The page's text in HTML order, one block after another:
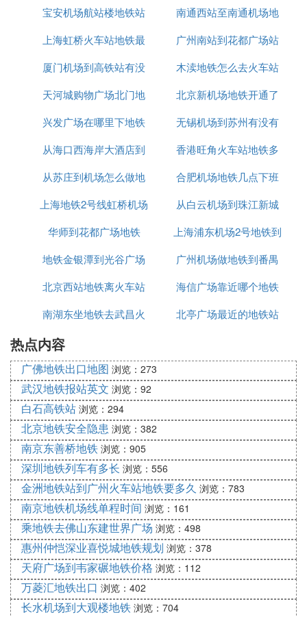
站楼)方向），
在人和站（B口出）下车，
步行310米，
在公安XX大厅站换乘花93路，
在振兴村站下车，
到达阳光广场。
⑥ 从广州南站到花都广场怎么坐公交车，
最快需要多久
公交线路来：地铁源2号线 → 地铁3号线北延段 → 地
2、乘坐地铁3号线北延段,经过3站, 到达高增站
3、乘坐地铁9号线,经过4站, 到达花都广场站
⑦ 从广州南站怎样搭车去花都区花都广场
在广州南站开始搭地铁。广州南站是2号线嘛，就一
直搭，不用转线。搭回到嘉禾望岗站转乘答3号线北
延段(2站)搭到人和站。从人和站的B出口出来左转有
公交车站台。搭701或者701A或者70这三路到钻石花
园站。下车后直走到一个交通路口。然后左转。走大
概几百米就到啦~~
⑧ 广州南站到花都怎么走
1、在广州南站地铁站坐2号线到广州火车站落步行到
广州市客运站转到花都的班车2、在广州南站地铁站
坐2号线到嘉禾望岗站转3号线到人和地铁站B出入口
步行到人和墟站转701、701A、花都1路车但吾知你
要到花都边度？
地铁时间表
站
宝安机场航站楼地铁站
南通西站至南通机场地
铁
上海虹桥火车站地铁最
迟几点
广州南站到花都广场站
地铁
厦门机场到高铁站有没
有地铁
木渎地铁怎么去火车站
天河城购物广场北门地
铁站
北京新机场地铁开通了
吗
兴发广场在哪里下地铁
无锡机场到苏州有没有
地铁
从海口西海岸大酒店到
机场有地铁吗
香港旺角火车站地铁多
少钱
从苏庄到机场怎么做地
铁站
合肥机场地铁几点下班
上海地铁2号线虹桥机场
几点钟是末班车
从白云机场到珠江新城
坐几号地铁
华师到花都广场地铁
上海浦东机场2号地铁到
虹桥火车站
地铁金银潭到光谷广场
广州机场做地铁到番禺
北京西站地铁离火车站
有多远
海信广场靠近哪个地铁
站
南湖东坐地铁去武昌火
北亭广场最近的地铁站
热点内容
广佛地铁出口地图 浏览：273
武汉地铁报站英文 浏览：92
白石高铁站 浏览：294
北京地铁安全隐患 浏览：382
南京东善桥地铁 浏览：905
深圳地铁列车有多长 浏览：556
金洲地铁站到广州火车站地铁要多久 浏览：783
南京地铁机场线单程时间 浏览：161
乘地铁去佛山东建世界广场 浏览：498
惠州仲恺深业喜悦城地铁规划 浏览：378
天府广场到韦家碾地铁价格 浏览：112
万菱汇地铁出口 浏览：402
长水机场到大观楼地铁 浏览：704